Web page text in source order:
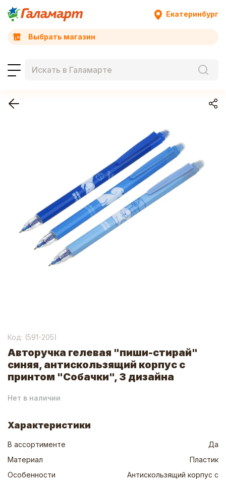
Екатеринбург
Выбрать магазин
Код: (591-205)
Авторучка гелевая "пиши-стирай"
синяя, антискользящий корпус с
принтом "Собачки", 3 дизайна
Нет в наличии
Характеристики
В ассортименте
Да
Материал
Пластик
Особенности
Антискользящий корпус с